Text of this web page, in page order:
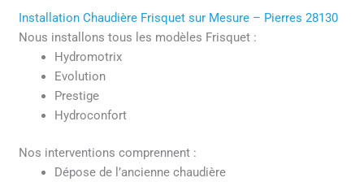
Installation Chaudière Frisquet sur Mesure – Pierres 28130
Nous installons tous les modèles Frisquet :
Hydromotrix
Evolution
Prestige
Hydroconfort
Nos interventions comprennent :
Dépose de l’ancienne chaudière